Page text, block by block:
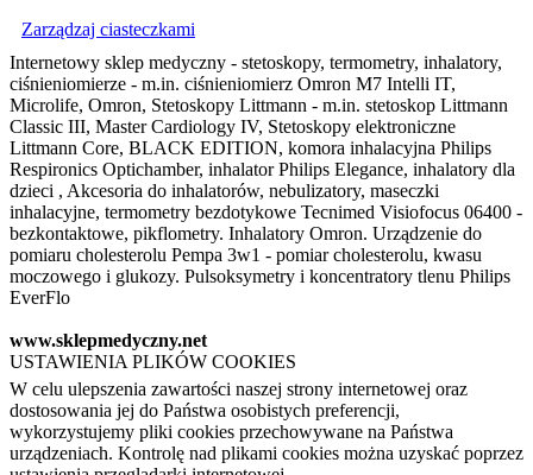
Zarządzaj ciasteczkami
Internetowy sklep medyczny - stetoskopy, termometry, inhalatory,
ciśnieniomierze - m.in. ciśnieniomierz Omron M7 Intelli IT,
Microlife, Omron, Stetoskopy Littmann - m.in. stetoskop Littmann
Classic III, Master Cardiology IV, Stetoskopy elektroniczne
Littmann Core, BLACK EDITION, komora inhalacyjna Philips
Respironics Optichamber, inhalator Philips Elegance, inhalatory dla
dzieci , Akcesoria do inhalatorów, nebulizatory, maseczki
inhalacyjne, termometry bezdotykowe Tecnimed Visiofocus 06400 -
bezkontaktowe, pikflometry. Inhalatory Omron. Urządzenie do
pomiaru cholesterolu Pempa 3w1 - pomiar cholesterolu, kwasu
moczowego i glukozy. Pulsoksymetry i koncentratory tlenu Philips
EverFlo
www.sklepmedyczny.net
USTAWIENIA PLIKÓW COOKIES
W celu ulepszenia zawartości naszej strony internetowej oraz
dostosowania jej do Państwa osobistych preferencji,
wykorzystujemy pliki cookies przechowywane na Państwa
urządzeniach. Kontrolę nad plikami cookies można uzyskać poprzez